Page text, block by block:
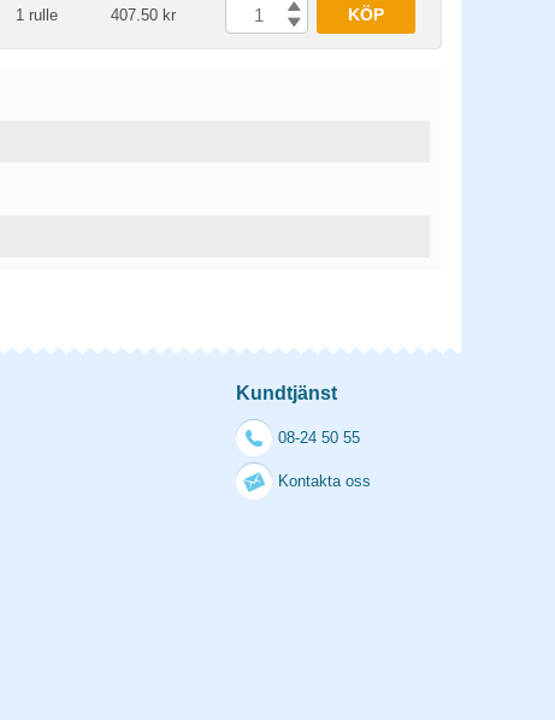
1 rulle 407.50 kr KÖP
Kundtjänst
08-24 50 55
Kontakta oss